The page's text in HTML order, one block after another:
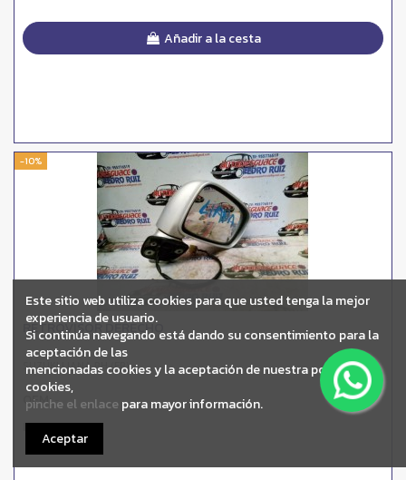
Añadir a la cesta
-10%
RETROVISOR DERECHO
SUZUKI LIANA RH (ER)
OEM:-
ID:96682
Este sitio web utiliza cookies para que usted tenga la mejor
experiencia de usuario.
Si continúa navegando está dando su consentimiento para la
aceptación de las
mencionadas cookies y la aceptación de nuestra política de
cookies,
pinche el enlace para mayor información.
Aceptar